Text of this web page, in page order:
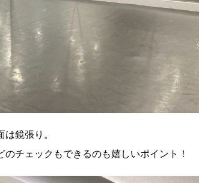
鏡張り。
チェックもできるのも嬉しいポイント！